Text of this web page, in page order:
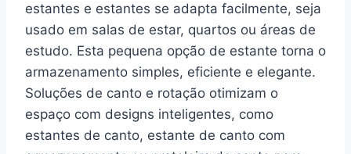
estantes e estantes se adapta facilmente, seja
usado em salas de estar, quartos ou áreas de
estudo. Esta pequena opção de estante torna o
armazenamento simples, eficiente e elegante.
Soluções de canto e rotação otimizam o
espaço com designs inteligentes, como
estantes de canto, estante de canto com